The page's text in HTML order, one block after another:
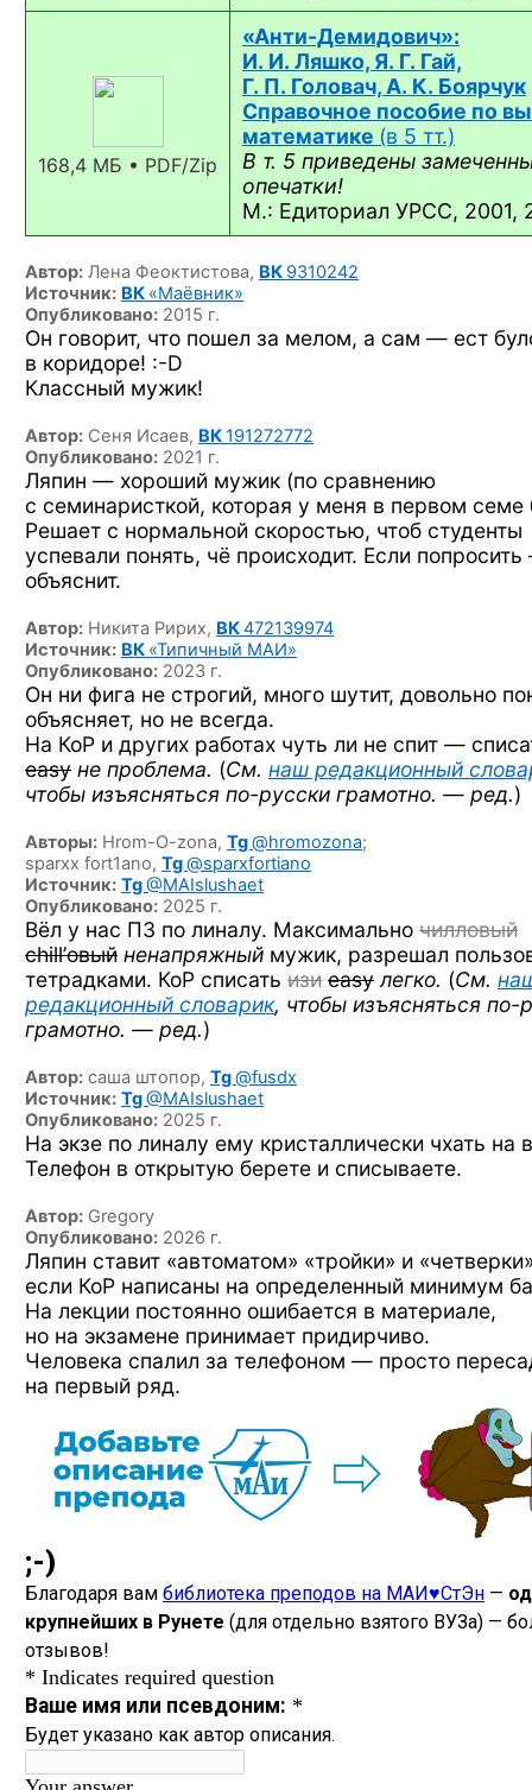
168,4 МБ • PDF/Zip
«Анти-Демидович»:
И. И. Ляшко, Я. Г. Гай,
Г. П. Головач, А. К. Боярчук
Справочное пособие по
математике (в 5 тт.)
В т. 5 приведены
опечатки!
М.: Едиториал УРСС, 2001,
Автор: Лена Феоктистова, ВК 9310242
Источник: ВК «Маёвник»
Опубликовано: 2015 г.
Он говорит, что пошел за мелом, а сам — ест
в коридоре! :-D
Классный мужик!
Автор: Сеня Исаев, ВК191272772
Опубликовано: 2021 г.
Ляпин — хороший мужик (по сравнению
с семинаристкой, которая у меня в первом семе
Решает с нормальной скоростью, чтоб студенты
успевали понять, чё происходит. Если
объяснит.
Автор: Никита Ририх, ВК472139974
Источник: ВК «Типичный МАИ»
Опубликовано: 2023 г.
Он ни фига не строгий, много шутит, довольно
объясняет, но не всегда.
На КоР и других работах чуть ли не спит —
easy не проблема. (См. наш редакционный
чтобы изъясняться по-русски грамотно. — ред.)
Авторы: Hrom-O-zona, Tg@hromozona;
sparxx fort1ano, Tg@sparxfortiano
Источник: Tg@MAIslushaet
Опубликовано: 2025 г.
Вёл у нас ПЗ по линалу. Максимально чилловый
chill’овый ненапряжный мужик, разрешал
тетрадками. КоР списать изи easy легко. (См.
редакционный словарик, чтобы изъясняться по-
грамотно. — ред.)
Автор: саша штопор, Tg@fusdx
Источник: Tg@MAIslushaet
Опубликовано: 2025 г.
На экзе по линалу ему кристаллически чхать на
Телефон в открытую берете и списываете.
Автор: Gregory
Опубликовано: 2026 г.
Ляпин ставит «автоматом» «тройки» и
если КоР написаны на определенный минимум
На лекции постоянно ошибается в материале,
но на экзамене принимает придирчиво.
Человека спалил за телефоном — просто
на первый ряд.